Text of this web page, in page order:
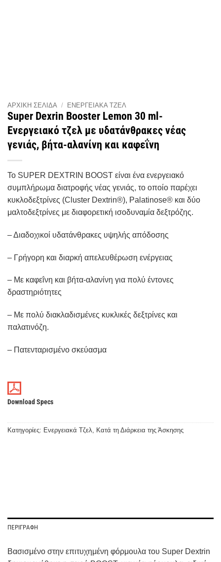
ΑΡΧΙΚΉ ΣΕΛΊΔΑ / ΕΝΕΡΓΕΙΑΚΆ ΤΖΕΛ
Super Dexrin Booster Lemon 30 ml-
Ενεργειακό τζελ με υδατάνθρακες νέας
γενιάς, βήτα-αλανίνη και καφεΐνη
Το SUPER DEXTRIN BOOST είναι ένα ενεργειακό
συμπλήρωμα διατροφής νέας γενιάς, το οποίο παρέχει
κυκλοδεξτρίνες (Cluster Dextrin®), Palatinose® και δύο
μαλτοδεξτρίνες με διαφορετική ισοδυναμία δεξτρόζης.
– Διαδοχικοί υδατάνθρακες υψηλής απόδοσης
– Γρήγορη και διαρκή απελευθέρωση ενέργειας
– Με καφεΐνη και βήτα-αλανίνη για πολύ έντονες
δραστηριότητες
– Με πολύ διακλαδισμένες κυκλικές δεξτρίνες και
παλατινόζη.
– Πατενταρισμένο σκεύασμα
Download Specs
Κατηγορίες: Ενεργειακά Τζελ Κατά τη Διάρκεια της Άσκησης
ΠΕΡΙΓΡΑΦΉ
Βασισμένο στην επιτυχημένη φόρμουλα του Super Dextrin